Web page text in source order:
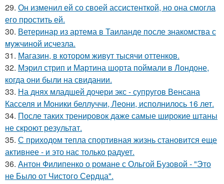
29. Он изменил ей со своей ассистенткой, но она смогла
его простить ей.
30. Ветеринар из артема в Таиланде после знакомства с
мужчиной исчезла.
31. Магазин, в котором живут тысячи оттенков.
32. Мэрил стрип и Мартина шорта поймали в Лондоне,
когда они были на свидании.
33. На днях младшей дочери экс - супругов Венсана
Касселя и Моники беллуччи, Леони, исполнилось 16 лет.
34. После таких тренировок даже самые широкие штаны
не скроют результат.
35. С приходом тепла спортивная жизнь становится еще
активнее - и это нас только радует.
36. Антон Филипенко о романе с Ольгой Бузовой - "Это
не Было от Чистого Сердца".